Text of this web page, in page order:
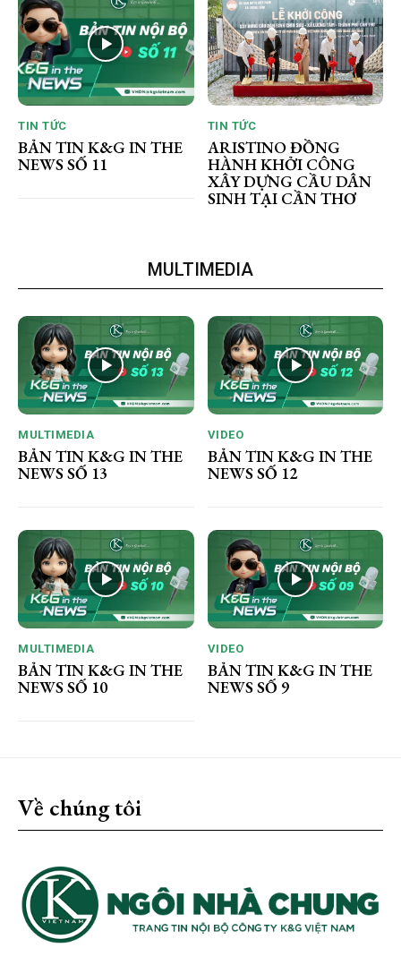
TIN TỨC
BẢN TIN K&G IN THE
NEWS SỐ 11
TIN TỨC
ARISTINO ĐỒNG
HÀNH KHỞI CÔNG
XÂY DỰNG CẦU DÂN
SINH TẠI CẦN THƠ
MULTIMEDIA
MULTIMEDIA
BẢN TIN K&G IN THE
NEWS SỐ 13
VIDEO
BẢN TIN K&G IN THE
NEWS SỐ 12
MULTIMEDIA
BẢN TIN K&G IN THE
NEWS SỐ 10
VIDEO
BẢN TIN K&G IN THE
NEWS SỐ 9
Về chúng tôi